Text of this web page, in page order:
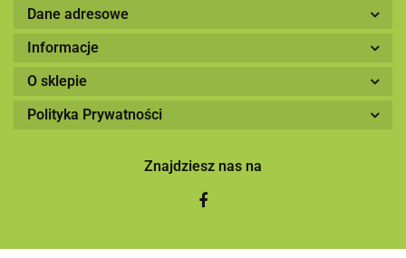
Dane adresowe
Informacje
O sklepie
Polityka Prywatności
Znajdziesz nas na